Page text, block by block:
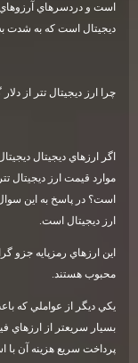
است و دردسرهاي آرزوهاي
ديجيتال است كه به شدت
چرا ارز ديجيتال تتر از
اگر ارزهاي ديجيتال
موارد قيمت ارز ديجيتال
است؟ در پاسخ به اين
ارز ديجيتال است.
اين ارزهاي رمزپايه جزو
محبوب هستند.
يكي ديگر از عواملي كه
بسيار سريعتر از ارزهاي
پرداخت سريع هزينه آن با